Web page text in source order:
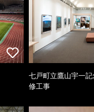
七戸町立鷹山宇一
修工事